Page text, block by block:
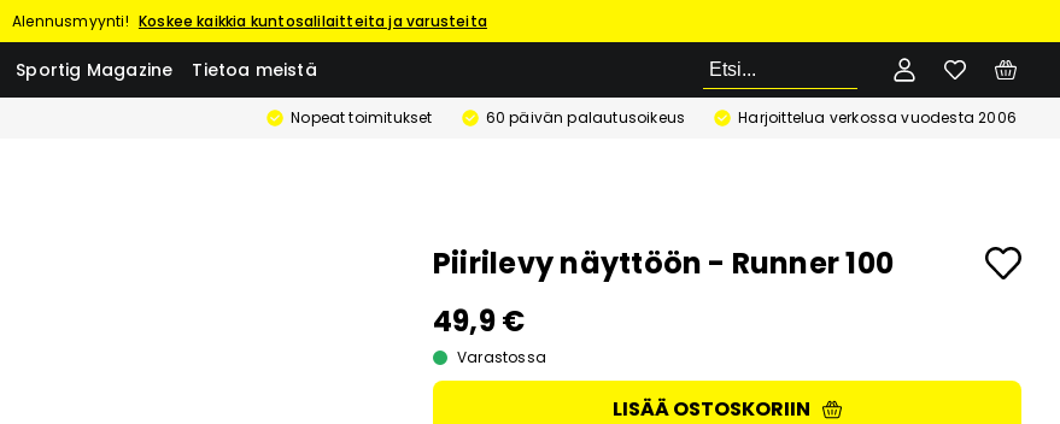
Alennusmyynti! Koskee kaikkia kuntosalilaitteita ja varusteita
Sportig Magazine Tietoa meistä Etsi
Nopeat toimitukset 60 päivän palautusoikeus Harjoittelua verkossa vuodesta 2006
Piirilevy näyttöön - Runner 100
49,9 €
Varastossa
LISÄÄ OSTOSKORIIN